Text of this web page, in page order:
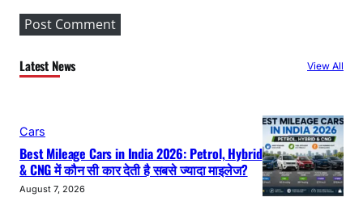
Latest News View All
Cars
Best Mileage Cars in India 2026: Petrol, Hybrid
& CNG में कौन सी कार देती है सबसे ज्यादा माइलेज?
August 7, 2026